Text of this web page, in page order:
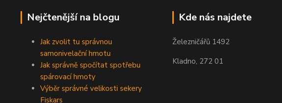
Nejčtenější na blogu
Jak zvolit tu správnou
samonivelační hmotu
Jak správně spočítat spotřebu
spárovací hmoty
Výběr správné velikosti sekery
Fiskars
Kde nás najdete
Železničářů 1492
Kladno, 272 01